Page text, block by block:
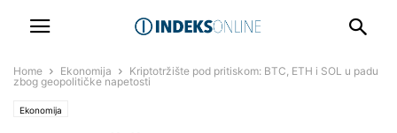
Home Ekonomija
Kriptotržište pod pritiskom: BTC, ETH i SOL u padu
zbog geopolitičke napetosti
Ekonomija